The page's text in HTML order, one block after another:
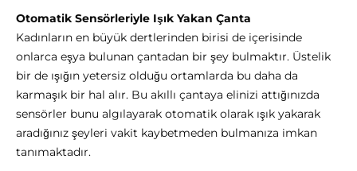
Otomatik Sensörleriyle Işık Yakan Çanta
Kadınların en büyük dertlerinden birisi de içerisinde
onlarca eşya bulunan çantadan bir şey bulmaktır. Üstelik
bir de ışığın yetersiz olduğu ortamlarda bu daha da
karmaşık bir hal alır. Bu akıllı çantaya elinizi attığınızda
sensörler bunu algılayarak otomatik olarak ışık yakarak
aradığınız şeyleri vakit kaybetmeden bulmanıza imkan
tanımaktadır.